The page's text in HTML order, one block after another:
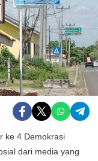
ke 4 Demokrasi
dari media yang